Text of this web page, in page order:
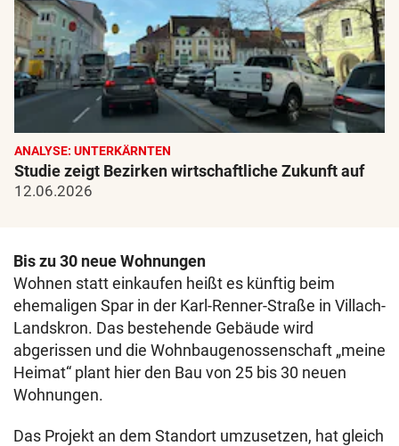
ANALYSE: UNTERKÄRNTEN
Studie zeigt Bezirken wirtschaftliche Zukunft auf
12.06.2026
Bis zu 30 neue Wohnungen
Wohnen statt einkaufen heißt es künftig beim
ehemaligen Spar in der Karl-Renner-Straße in Villach-
Landskron. Das bestehende Gebäude wird
abgerissen und die Wohnbaugenossenschaft „meine
Heimat“ plant hier den Bau von 25 bis 30 neuen
Wohnungen.
Das Projekt an dem Standort umzusetzen, hat gleich